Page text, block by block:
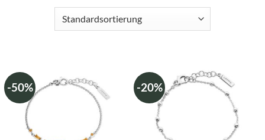
-50% -20%